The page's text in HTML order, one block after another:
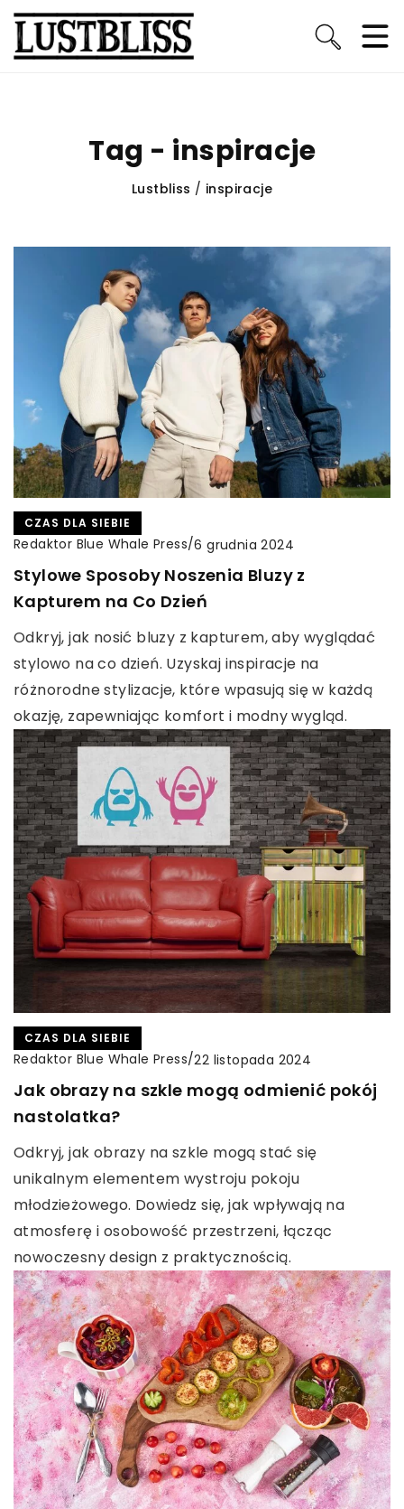
Tag - inspiracje
Lustbliss / inspiracje
CZAS DLA SIEBIE
Redaktor Blue Whale Press/6 grudnia 2024
Stylowe Sposoby Noszenia Bluzy z
Kapturem na Co Dzień
Odkryj, jak nosić bluzy z kapturem, aby wyglądać
stylowo na co dzień. Uzyskaj inspiracje na
różnorodne stylizacje, które wpasują się w każdą
okazję, zapewniając komfort i modny wygląd.
CZAS DLA SIEBIE
Redaktor Blue Whale Press/22 listopada 2024
Jak obrazy na szkle mogą odmienić pokój
nastolatka?
Odkryj, jak obrazy na szkle mogą stać się
unikalnym elementem wystroju pokoju
młodzieżowego. Dowiedz się, jak wpływają na
atmosferę i osobowość przestrzeni, łącząc
nowoczesny design z praktycznością.